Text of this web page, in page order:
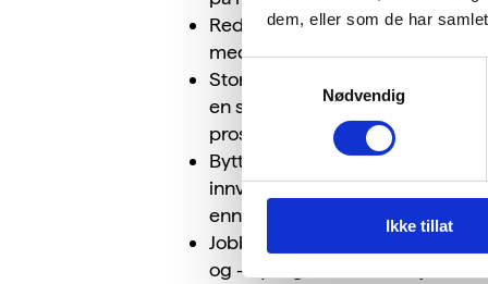
dem, eller som de har
Nødvendig
Ikke tillat
Redusert Co2 avtrykket siste to
med 72 tonn
Stort fokus på avfallshåndtering,
en sorteringsgrad på over 70
prosent.
Byttet ut all belysning, utvendig
innvendig, til LED (inkludert mer
enn 750 lysarmatur i butikkene).
Jobbet med energieffektivisering
og -styring. Blant annet fjernet